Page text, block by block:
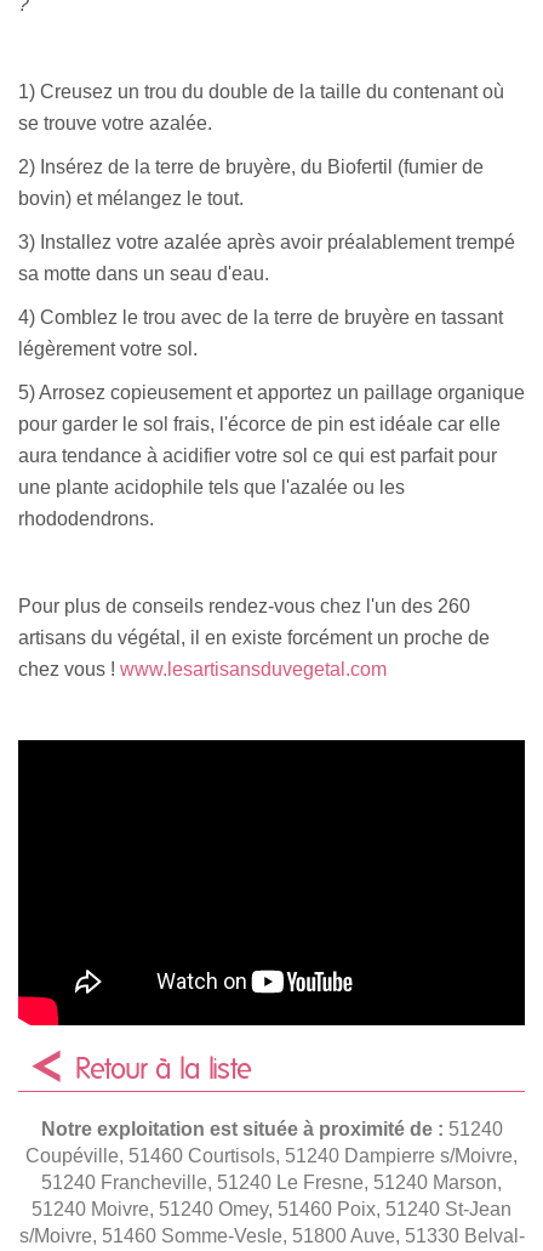
?
1) Creusez un trou du double de la taille du contenant où
se trouve votre azalée.
2) Insérez de la terre de bruyère, du Biofertil (fumier de
bovin) et mélangez le tout.
3) Installez votre azalée après avoir préalablement trempé
sa motte dans un seau d'eau.
4) Comblez le trou avec de la terre de bruyère en tassant
légèrement votre sol.
5) Arrosez copieusement et apportez un paillage organique
pour garder le sol frais, l'écorce de pin est idéale car elle
aura tendance à acidifier votre sol ce qui est parfait pour
une plante acidophile tels que l'azalée ou les
rhododendrons.
Pour plus de conseils rendez-vous chez l'un des 260
artisans du végétal, il en existe forcément un proche de
chez vous ! www.lesartisansduvegetal.com
Retour à la liste
Notre exploitation est située à proximité de : 51240
Coupéville, 51460 Courtisols, 51240 Dampierre s/Moivre,
51240 Francheville, 51240 Le Fresne, 51240 Marson,
51240 Moivre, 51240 Omey, 51460 Poix, 51240 St-Jean
s/Moivre, 51460 Somme-Vesle, 51800 Auve, 51330 Belval-